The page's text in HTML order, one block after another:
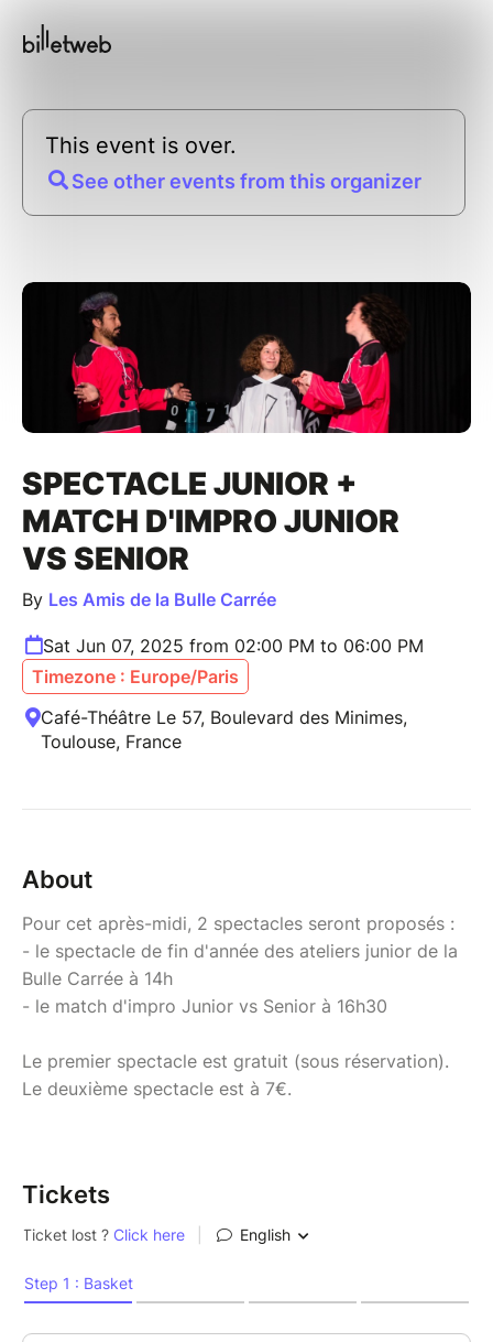
This event is over.
See other events from this organizer
SPECTACLE JUNIOR +
MATCH D'IMPRO JUNIOR
VS SENIOR
By Les Amis de la Bulle Carrée
Sat Jun 07, 2025 from 02:00 PM to 06:00 PM
Timezone : Europe/Paris
Café-Théâtre Le 57, Boulevard des Minimes,
Toulouse, France
About
Pour cet après-midi, 2 spectacles seront proposés :
- le spectacle de fin d'année des ateliers junior de la
Bulle Carrée à 14h
- le match d'impro Junior vs Senior à 16h30
Le premier spectacle est gratuit (sous réservation).
Le deuxième spectacle est à 7€.
Tickets